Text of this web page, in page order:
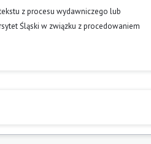
z procesu wydawniczego lub
Śląski w związku z procedowaniem